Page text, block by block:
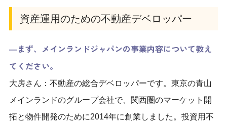
資産運用のための不動産デベロッパー
―まず、メインランドジャパンの事業内容について教え
てください。
大房さん：不動産の総合デベロッパーです。東京の青山
メインランドのグループ会社で、関西圏のマーケット開
拓と物件開発のために2014年に創業しました。投資用不